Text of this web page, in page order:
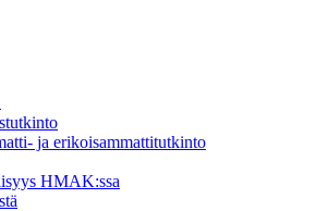
ja erikoisammattitutkinto
HMAK:ssa